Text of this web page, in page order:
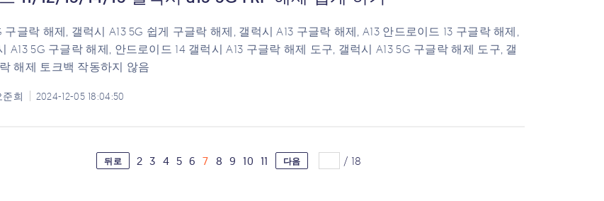
구글락 해제, 갤럭시 A13 5G 쉽게 구글락 해제, 갤럭시 A13 구글락 해제, A13 안드로이드 13 구글락 해제,
A13 5G 구글락 해제, 안드로이드 14 갤럭시 A13 구글락 해제 도구, 갤럭시 A13 5G 구글락 해제 도구, 갤
해제 토크백 작동하지 않음
준희 2024-12-05 18:04:50
뒤로 2 3 4 5 6 7 8 9 10 11 다음 / 18